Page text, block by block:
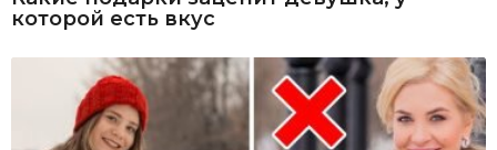
которой есть вкус